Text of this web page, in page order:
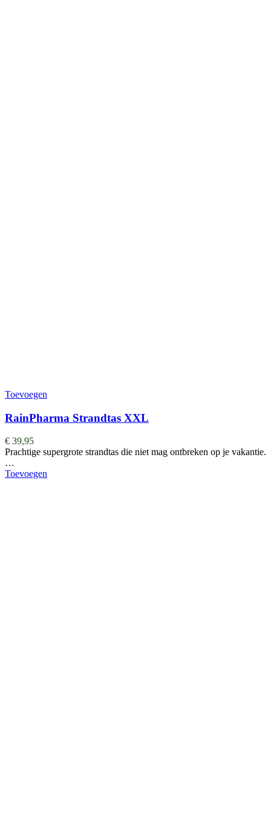
Toevoegen
RainPharma Strandtas XXL
€ 39,95
Prachtige supergrote strandtas die niet mag ontbreken op je vakantie.
…
Toevoegen